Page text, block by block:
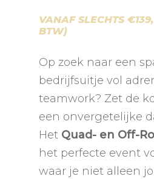
VANAF SLECHTS
BTW)
Op zoek naar een
bedrijfsuitje vol
teamwork? Zet de
een onvergetelijke
Het Quad- en Off-
het perfecte event
waar je niet alleen